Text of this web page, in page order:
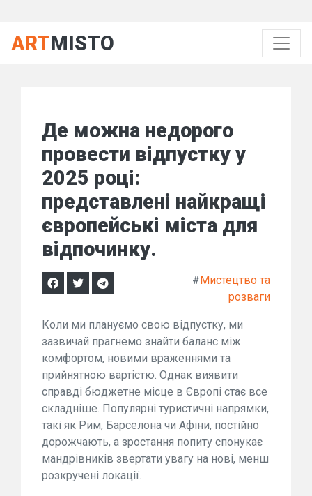
ARTMISTO
Де можна недорого
провести відпустку у
2025 році:
представлені найкращі
європейські міста для
відпочинку.
#Мистецтво та
розваги
Коли ми плануємо свою відпустку, ми
зазвичай прагнемо знайти баланс між
комфортом, новими враженнями та
прийнятною вартістю. Однак виявити
справді бюджетне місце в Європі стає все
складніше. Популярні туристичні напрямки,
такі як Рим, Барселона чи Афіни, постійно
дорожчають, а зростання попиту спонукає
мандрівників звертати увагу на нові, менш
розкручені локації.